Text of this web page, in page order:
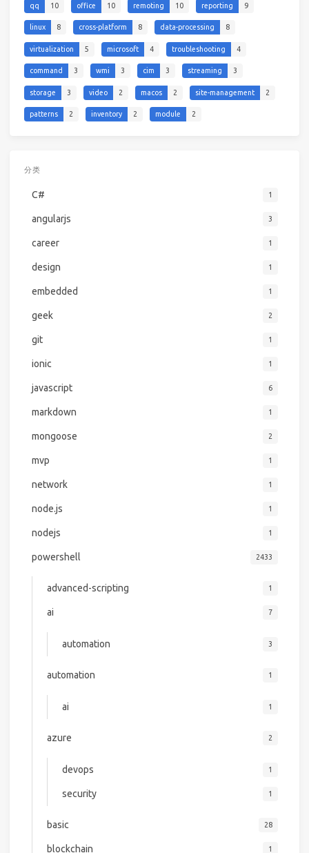
qq 10 office 10 remoting 10 reporting 9
linux 8 cross-platform 8 data-processing 8
virtualization 5 microsoft 4 troubleshooting 4
command 3 wmi 3 cim 3 streaming 3
storage 3 video 2 macos 2 site-management 2
patterns 2 inventory 2 module 2
分类
C# 1
angularjs 3
career 1
design 1
embedded 1
geek 2
git 1
ionic 1
javascript 6
markdown 1
mongoose 2
mvp 1
network 1
node.js 1
nodejs 1
powershell 2433
advanced-scripting 1
ai 7
automation 3
automation 1
ai 1
azure 2
devops 1
security 1
basic 28
blockchain 1